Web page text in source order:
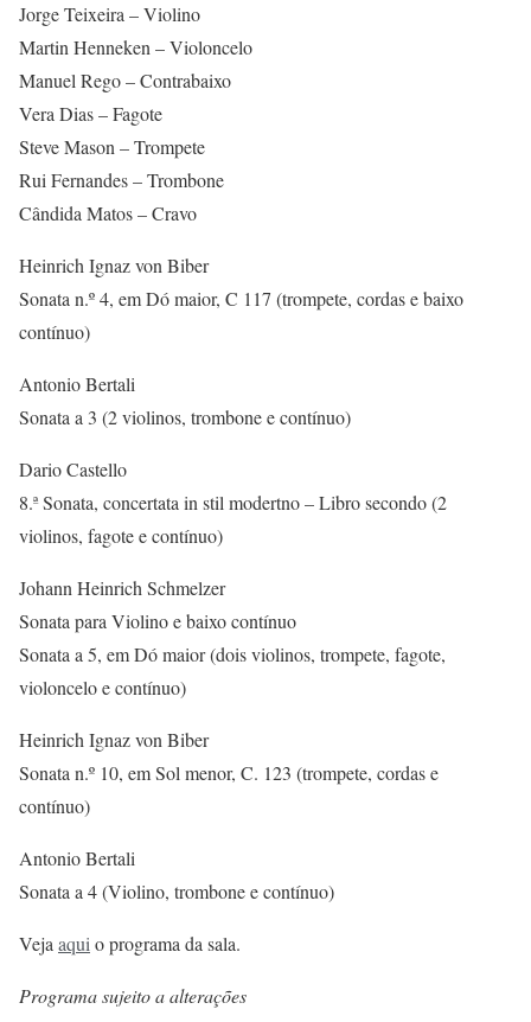
Jorge Teixeira – Violino
Martin Henneken – Violoncelo
Manuel Rego – Contrabaixo
Vera Dias – Fagote
Steve Mason – Trompete
Rui Fernandes – Trombone
Cândida Matos – Cravo
Heinrich Ignaz von Biber
Sonata n.º 4, em Dó maior, C 117 (trompete, cordas e baixo
contínuo)
Antonio Bertali
Sonata a 3 (2 violinos, trombone e contínuo)
Dario Castello
8.ª Sonata, concertata in stil modertno – Libro secondo (2
violinos, fagote e contínuo)
Johann Heinrich Schmelzer
Sonata para Violino e baixo contínuo
Sonata a 5, em Dó maior (dois violinos, trompete, fagote,
violoncelo e contínuo)
Heinrich Ignaz von Biber
Sonata n.º 10, em Sol menor, C. 123 (trompete, cordas e
contínuo)
Antonio Bertali
Sonata a 4 (Violino, trombone e contínuo)
Veja aqui o programa da sala.
Programa sujeito a alterações